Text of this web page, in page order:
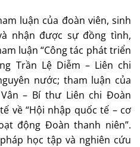
luận của đoàn viên, sinh
nhận được sự đồng tình,
luận “Công tác phát triển
Trần Lệ Diễm – Liên chi
nước; tham luận của
– Bí thư Liên chi Đoàn
về “Hội nhập quốc tế – cơ
động Đoàn thanh niên”.
học tập và nghiên cứu